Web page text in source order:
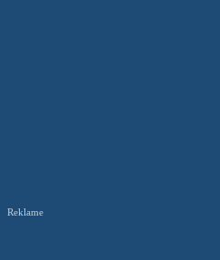
Reklame